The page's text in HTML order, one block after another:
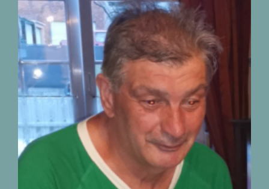
Décès de Monsieur
Christian Biermans
01.07.1953 – 22.07.2026
nécrologies